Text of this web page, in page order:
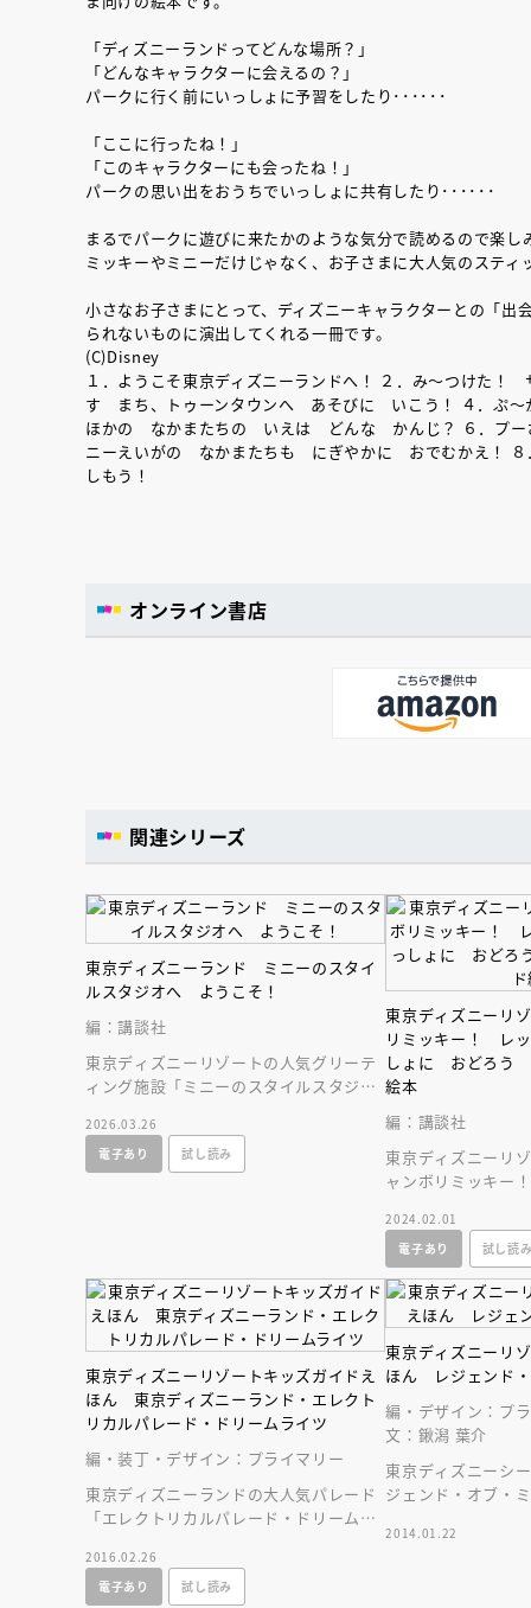
「ディズニーランドってどんな場所？」
「どんなキャラクターに会えるの？」
パークに行く前にいっしょに予習をしたり･･････
「ここに行ったね！」
「このキャラクターにも会ったね！」
パークの思い出をおうちでいっしょに共有したり･･････
まるでパークに遊びに来たかのような気分で読めるので楽し
ミッキーやミニーだけじゃなく、お子さまに大人気のスティ
小さなお子さまにとって、ディズニーキャラクターとの「
られないものに演出してくれる一冊です。
(C)Disney
１．ようこそ東京ディズニーランドへ！ ２．み～つけた
す まち、トゥーンタウンへ あそびに いこう！ ４．ぷ
ほかの なかまたちの いえは どんな かんじ？ ６．プー
ニーえいがの なかまたちも にぎやかに おでむかえ！
しもう！
オンライン書店
関連シリーズ
東京ディズニーランド ミニーのスタイ
ルスタジオへ ようこそ！
編：講談社
東京ディズニーリゾートの人気グリーテ
ィング施設「ミニーのスタイルスタジ
ったガイド絵本に！
2026.03.26
電子あり
試し読み
東京ディズニーリ
リミッキー！ レ
しょに おどろう
絵本
編：講談社
東京ディズニーリ
ャンボリミッキー
歌って踊ろう！
2024.02.01
電子あり
試し読み
東京ディズニーリゾートキッズガイドえ
ほん 東京ディズニーランド・エレクト
リカルパレード・ドリームライツ
編・装丁・デザイン：プライマリー
東京ディズニーランドの大人気パレード
「エレクトリカルパレード・ドリームラ
本になりました。
2016.02.26
電子あり
試し読み
東京ディズニーリ
ほん レジェンド・
編・デザイン：プ
文：鍬潟 葉介
東京ディズニーシ
ジェンド・オブ・
味わえます！
2014.01.22
【アーカ